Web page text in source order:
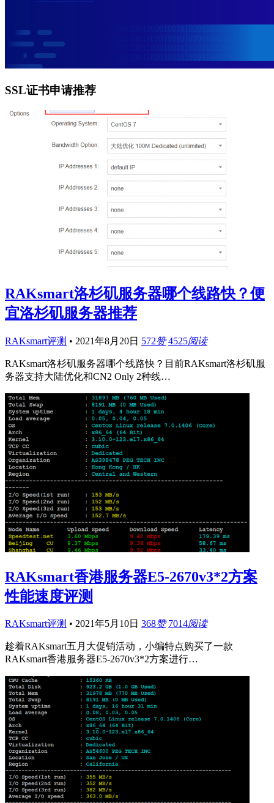
SSL证书申请推荐
RAKsmart洛杉矶服务器哪个线路快？便
宜洛杉矶服务器推荐
RAKsmart评测 • 2021年8月20日 572赞 4525阅读
RAKsmart洛杉矶服务器哪个线路快？目前RAKsmart洛杉矶服
务器支持大陆优化和CN2 Only 2种线…
RAKsmart香港服务器E5-2670v3*2方案
性能速度评测
RAKsmart评测 • 2021年5月10日 368赞 7014阅读
趁着RAKsmart五月大促销活动，小编特点购买了一款
RAKsmart香港服务器E5-2670v3*2方案进行…